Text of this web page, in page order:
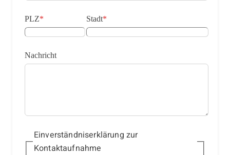
PLZ* Stadt*
Nachricht
Einverständniserklärung zur
Kontaktaufnahme